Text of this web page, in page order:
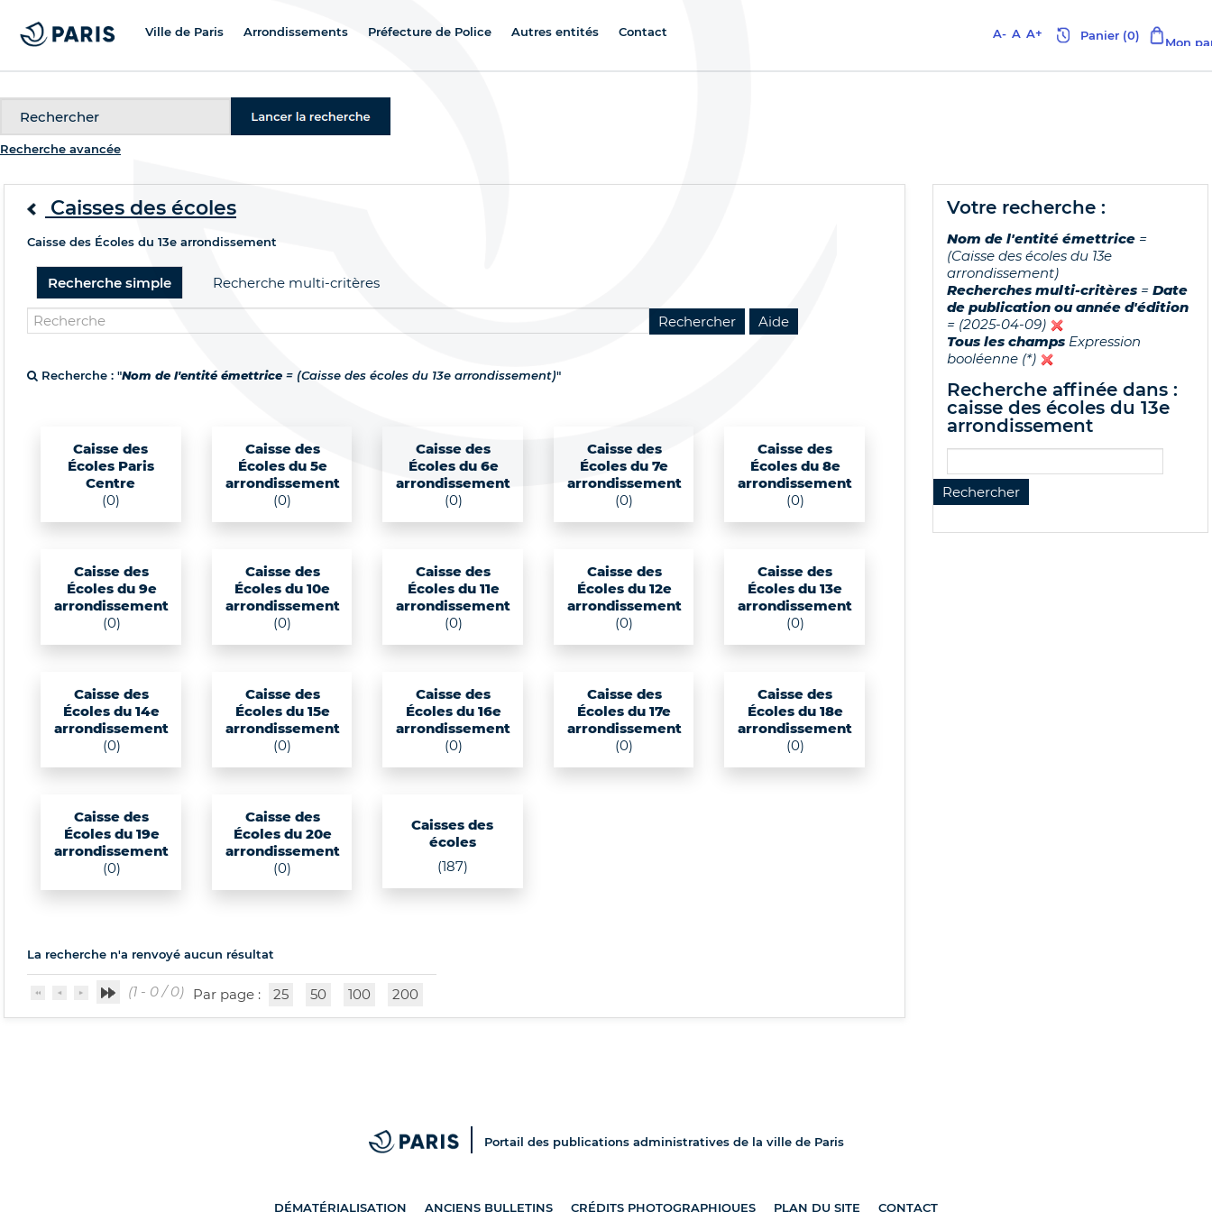
Ville de Paris Arrondissements Préfecture de Police Autres entités Contact A- A A+
Recherche avancée
Caisses des écoles
Caisse des Écoles du 13e arrondissement
Recherche simple Recherche multi-critères
Recherche : "Nom de l'entité émettrice = (Caisse des écoles du 13e arrondissement)"
Caisse des
Écoles Paris
Centre
(0)
Caisse des
Écoles du 5e
arrondissement
(0)
Caisse des
Écoles du 6e
arrondissement
(0)
Caisse des
Écoles du 7e
arrondissement
(0)
Caisse des
Écoles du 8e
arrondissement
(0)
Caisse des
Écoles du 9e
arrondissement
(0)
Caisse des
Écoles du 10e
arrondissement
(0)
Caisse des
Écoles du 11e
arrondissement
(0)
Caisse des
Écoles du 12e
arrondissement
(0)
Caisse des
Écoles du 13e
arrondissement
(0)
Caisse des
Écoles du 14e
arrondissement
(0)
Caisse des
Écoles du 15e
arrondissement
(0)
Caisse des
Écoles du 16e
arrondissement
(0)
Caisse des
Écoles du 17e
arrondissement
(0)
Caisse des
Écoles du 18e
arrondissement
(0)
Caisse des
Écoles du 19e
arrondissement
(0)
Caisse des
Écoles du 20e
arrondissement
(0)
Caisses des
écoles
(187)
La recherche n'a renvoyé aucun résultat
(1 - 0 / 0) Par page : 25 50 100 200
votre recherche :
Nom de l'entité émettrice =
(Caisse des écoles du 13e
arrondissement)
Recherches multi-critères = Date
de publication ou année d'édition
= (2025-04-09)
Tous les champs Expression
booléenne (*)
recherche affinée dans :
caisse des écoles du 13e
arrondissement
Portail des publications administratives de la ville de Paris
DÉMATÉRIALISATION ANCIENS BULLETINS CRÉDITS PHOTOGRAPHIQUES PLAN DU SITE CONTACT